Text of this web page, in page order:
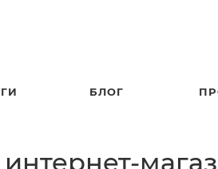
БЛОГ